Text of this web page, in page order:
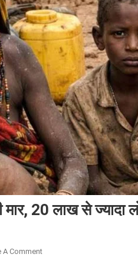
20 लाख से ज्यादा
A CommentOn